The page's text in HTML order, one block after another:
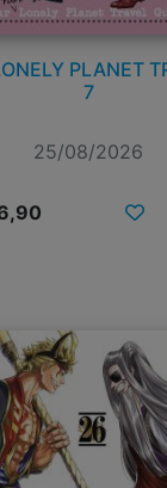
PLANET
7
25/08/2026